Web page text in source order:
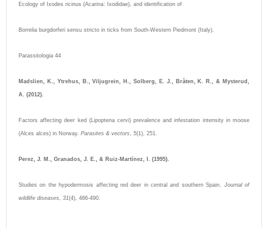
Ecology of Ixodes ricinus (Acarina: Ixodidae), and identification of
Borrelia burgdorferi sensu stricto in ticks from South-Western Piedmont (Italy).
Parassitologia 44
Madslien, K., Ytrehus, B., Viljugrein, H., Solberg, E. J., Bråten, K. R., & Mysterud,
A. (2012).
Factors affecting deer ked (Lipoptena cervi) prevalence and infestation intensity in moose
(Alces alces) in Norway. Parasites & vectors 5(1), 251.
Perez, J. M., Granados, J. E., & Ruiz-Martínez, I. (1995).
Studies on the hypodermosis affecting red deer in central and southern Spain. Journal of
wildlife diseases 31(4), 486-490.